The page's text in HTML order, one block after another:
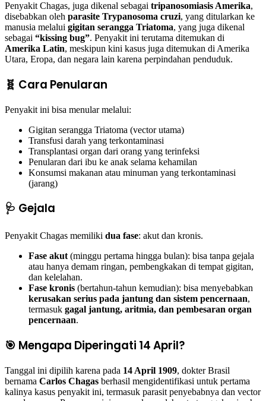
Penyakit Chagas, juga dikenal sebagai tripanosomiasis Amerika,
disebabkan oleh parasite Trypanosoma cruzi, yang ditularkan ke
manusia melalui gigitan serangga Triatoma, yang juga dikenal
sebagai “kissing bug”. Penyakit ini terutama ditemukan di
Amerika Latin, meskipun kini kasus juga ditemukan di Amerika
Utara, Eropa, dan negara lain karena perpindahan penduduk.
🧬 Cara Penularan
Penyakit ini bisa menular melalui:
Gigitan serangga Triatoma (vector utama)
Transfusi darah yang terkontaminasi
Transplantasi organ dari orang yang terinfeksi
Penularan dari ibu ke anak selama kehamilan
Konsumsi makanan atau minuman yang terkontaminasi
(jarang)
🩺 Gejala
Penyakit Chagas memiliki dua fase: akut dan kronis.
Fase akut (minggu pertama hingga bulan): bisa tanpa gejala
atau hanya demam ringan, pembengkakan di tempat gigitan,
dan kelelahan.
Fase kronis (bertahun-tahun kemudian): bisa menyebabkan
kerusakan serius pada jantung dan sistem pencernaan,
termasuk gagal jantung, aritmia, dan pembesaran organ
pencernaan.
🎯 Mengapa Diperingati 14 April?
Tanggal ini dipilih karena pada 14 April 1909, dokter Brasil
bernama Carlos Chagas berhasil mengidentifikasi untuk pertama
kalinya kasus penyakit ini, termasuk parasit penyebabnya dan vector